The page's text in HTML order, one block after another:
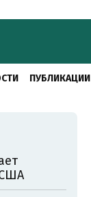
ПУБЛИКАЦИИ